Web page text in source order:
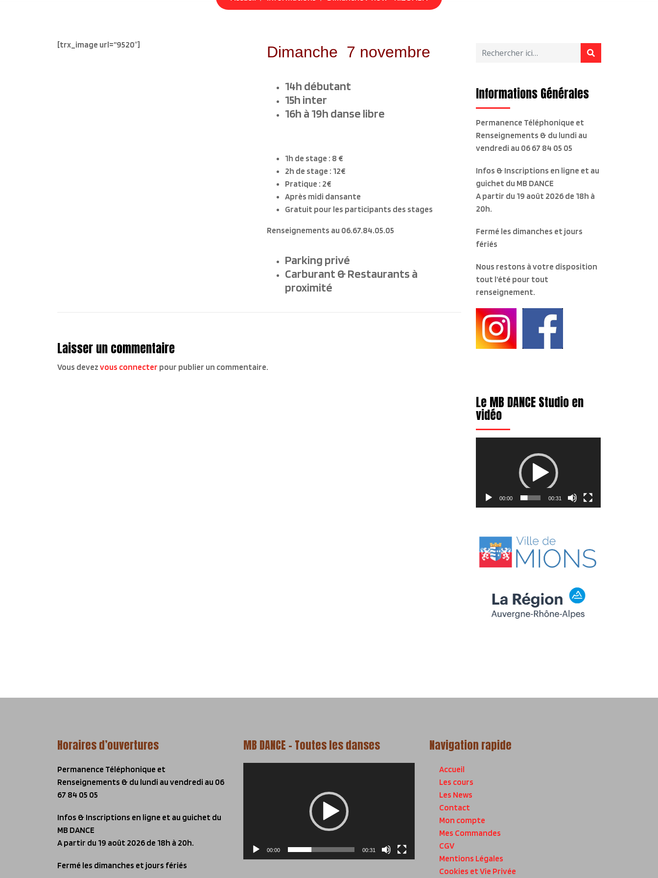
[trx_image url=”9520″] Dimanche 7 novembre
14h débutant
15h inter
16h à 19h danse libre
1h de stage : 8 €
2h de stage : 12€
Pratique : 2€
Après midi dansante
Gratuit pour les participants des stages
Renseignements au 06.67.84.05.05
Parking privé
Carburant & Restaurants à
proximité
Laisser un commentaire
Vous devez vous connecter pour publier un commentaire.
Informations Générales
Permanence Téléphonique et
Renseignements & du lundi au
vendredi au 06 67 84 05 05
Infos & Inscriptions en ligne et au
guichet du MB DANCE
A partir du 19 août 2026 de 18h à
20h.
Fermé les dimanches et jours
fériés
Nous restons à votre disposition
tout l’été pour tout
renseignement.
Le MB DANCE Studio en
vidéo
00:00 00:31
Horaires d’ouvertures
Permanence Téléphonique et
Renseignements & du lundi au vendredi au 06
67 84 05 05
Infos & Inscriptions en ligne et au guichet du
MB DANCE
A partir du 19 août 2026 de 18h à 20h.
Fermé les dimanches et jours fériés
MB DANCE – Toutes les danses
00:00 00:31
Navigation rapide
Accueil
Les cours
Les News
Contact
Mon compte
Mes Commandes
CGV
Mentions Légales
Cookies et Vie Privée